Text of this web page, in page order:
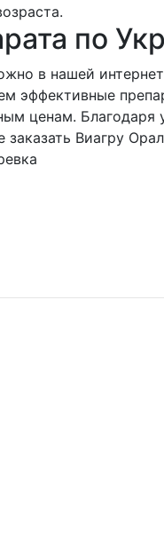
по
в нашей
эффективные
ценам. Благодаря
заказать Виагру